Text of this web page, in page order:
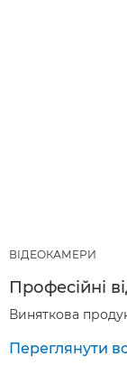
ВІДЕОКАМЕРИ
Професійні
Виняткова
Переглянути